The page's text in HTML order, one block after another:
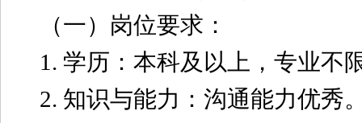
（一）岗位要求：
1. 学历：本科及以上，专业不
2. 知识与能力：沟通能力优秀